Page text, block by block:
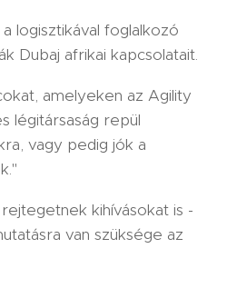
logisztikával foglalkozó
Dubaj afrikai kapcsolatait.
amelyeken az Agility
légitársaság repül
vagy pedig jók a
kihívásokat is -
van szüksége az